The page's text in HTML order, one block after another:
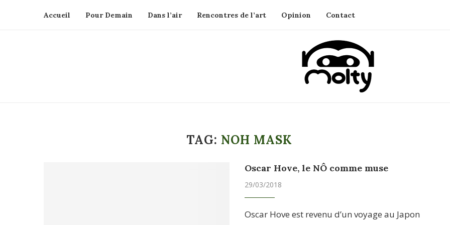
Accueil Pour Demain Dans l’air Rencontres de l’art Opinion Contact
TAG: NOH MASK
Oscar Hove, le NÔ comme muse
29/03/2018
Oscar Hove est revenu d’un voyage au Japon